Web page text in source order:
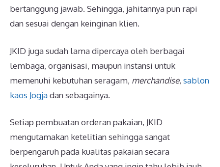
bertanggung jawab. Sehingga, jahitannya pun rapi
dan sesuai dengan keinginan klien.
JKID juga sudah lama dipercaya oleh berbagai
lembaga, organisasi, maupun instansi untuk
memenuhi kebutuhan seragam, merchandise, sablon
kaos Jogjadan sebagainya.
Setiap pembuatan orderan pakaian, JKID
mengutamakan ketelitian sehingga sangat
berpengaruh pada kualitas pakaian secara